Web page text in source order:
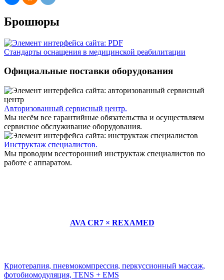
Брошюры
Стандарты оснащения в медицинской реабилитации
Официальные поставки оборудования
Авторизованный сервисный центр.
Мы несём все гарантийные обязательства и осуществляем
сервисное обслуживание оборудования.
Инструктаж специалистов.
Мы проводим всесторонний инструктаж специалистов по
работе с аппаратом.
AVA CR7 × REXAMED
Криотерапия, пневмокомпрессия, перкуссионный массаж,
фотобиомодуляция, TENS + EMS